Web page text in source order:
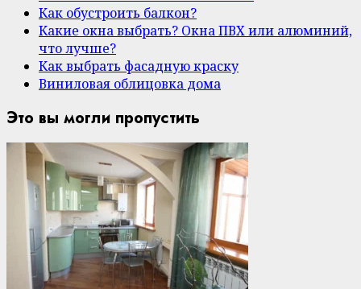
Как обустроить балкон?
Какие окна выбрать? Окна ПВХ или алюминий,
что лучше?
Как выбрать фасадную краску
Виниловая облицовка дома
Это вы могли пропустить